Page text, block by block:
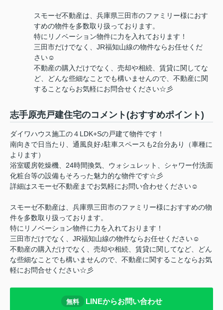
スモーゼ不動産は、兵庫県三田市のファミリー様におす
すめの物件を多数取り扱っております。
特にリノベーション物件に力を入れております！
三田市だけでなく、JR福知山線の物件ならお任せくだ
さい☺
不動産の購入だけでなく、売却や相続、賃貸に関してな
ど、どんな些細なことでも構いませんので、不動産に関
することならお気軽にお問合せください☆彡
志手原売戸建住宅のコメント(おすすめポイント)
ダイワハウス施工の４LDK+Sの戸建て物件です！
南向きで日当たり、通風良好♪駐車スペースも2台分あり（車種に
よります）
浴室暖房乾燥機、24時間換気、ウォシュレット、シャワー付洗面
化粧台等の設備もそろった魅力的な物件です☆彡
詳細はスモーゼ不動産までお気軽にお問い合わせください☺
スモーゼ不動産は、兵庫県三田市のファミリー様におすすめの物
件を多数取り扱っております。
特にリノベーション物件に力を入れております！
三田市だけでなく、JR福知山線の物件ならお任せください☺
不動産の購入だけでなく、売却や相続、賃貸に関してなど、どん
な些細なことでも構いませんので、不動産に関することならお気
軽にお問合せください☆彡
無料 LINEからお問い合わせ